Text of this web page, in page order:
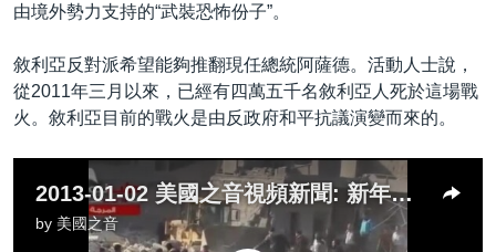
由境外勢力支持的“武裝恐怖份子”。
敘利亞反對派希望能夠推翻現任總統阿薩德。活動人士說，
從2011年三月以來，已經有四萬五千名敘利亞人死於這場戰
火。敘利亞目前的戰火是由反政府和平抗議演變而來的。
2013-01-02 美國之音視頻新聞: 新年伊始﹕敘利亞戰火繼續燃燒
by 美國之音